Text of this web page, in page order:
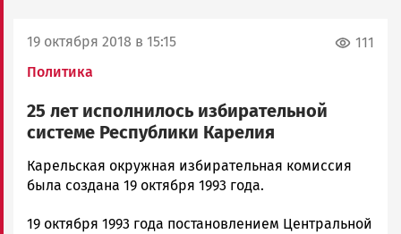
19 октября 2018 в 15:15
Политика
111
25 лет исполнилось избирательной
системе Республики Карелия
Алексей
Смирнов
Петрозаводска
Карельская окружная избирательная комиссия
была создана 19 октября 1993 года.
19 октября 1993 года постановлением Центральной